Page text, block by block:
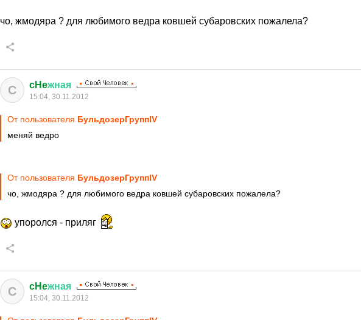
чо, жмодяра ? для любимого ведра ковшей субаровских пожалела?
C cHeжная
15:04, 30.11.2012
От пользователя БульдозерГруппIV
меняй ведро
От пользователя БульдозерГруппIV
чо, жмодяра ? для любимого ведра ковшей субаровских пожалела?
упоролся - приляг
C cHeжная
15:04, 30.11.2012